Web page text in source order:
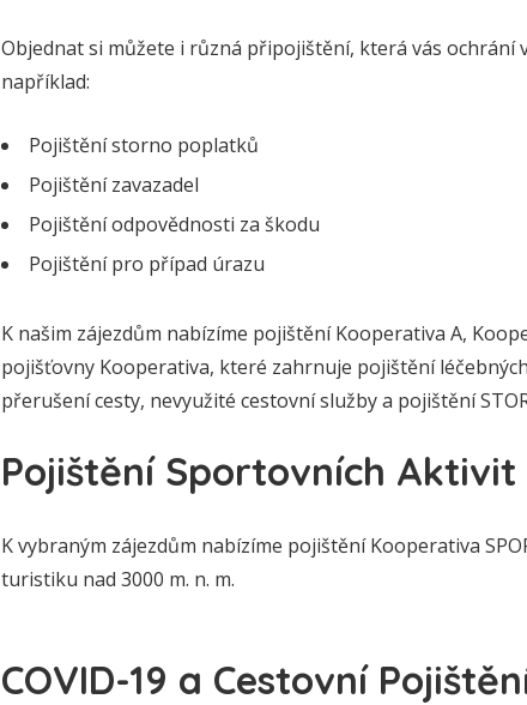
Objednat si můžete i různá připojištění, která vás ochrání
například:
Pojištění storno poplatků
Pojištění zavazadel
Pojištění odpovědnosti za škodu
Pojištění pro případ úrazu
K našim zájezdům nabízíme pojištění Kooperativa A,
pojišťovny Kooperativa, které zahrnuje pojištění
přerušení cesty, nevyužité cestovní služby a pojištění
Pojištění Sportovních Aktivit
K vybraným zájezdům nabízíme pojištění Kooperativa
turistiku nad 3000 m. n. m.
COVID-19 a Cestovní